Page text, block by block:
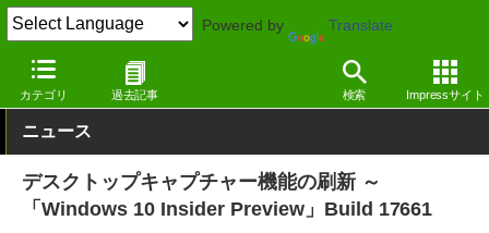
Powered by Translate
カテゴリ 過去記事 検索 Impressサイト
窓の杜 システム・ファイル Windows
ニュース
デスクトップキャプチャー機能の刷新 ～
「Windows 10 Insider Preview」Build 17661